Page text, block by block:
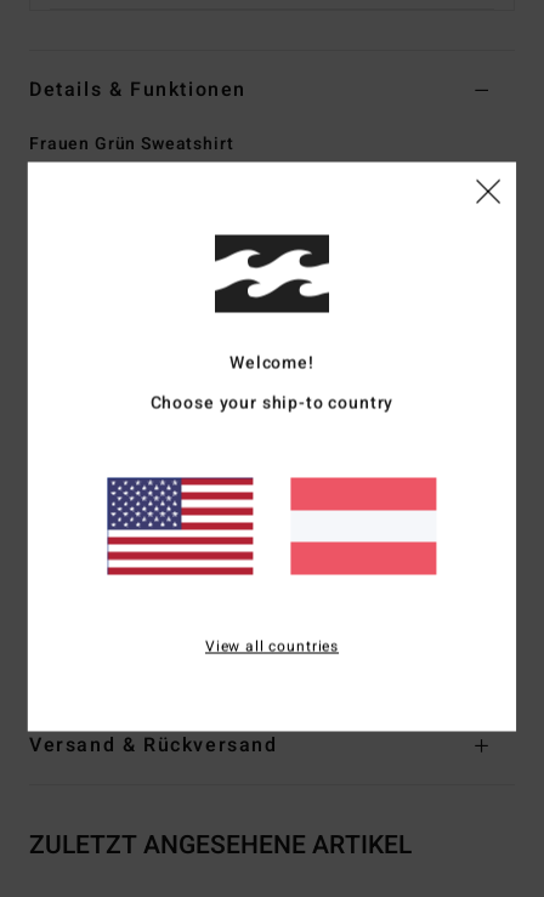
Details & Funktionen
Frauen Grün Sweatshirt
Wave Haze-Kollektion
recycelter Baumwolle und 20 % recyceltem Polyester
übergroße Passform
Ärmel:Lange Ärmel
Verschluss:Zum Überziehen
Branding:Verschiedene Grafiken
Andere Features:Rippstrick-Bänder
recycelte Baumwolle, 20 % recyceltes Polyester
Versand & Rückversand
ZULETZT ANGESEHENE ARTIKEL
Welcome!
Choose your ship-to country
View all countries